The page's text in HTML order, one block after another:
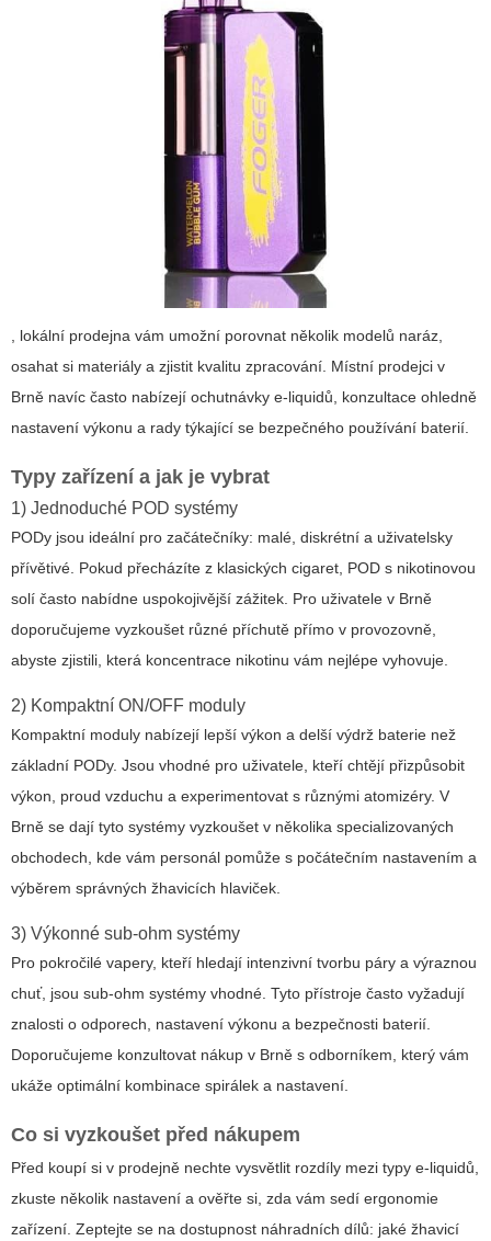
, lokální prodejna vám umožní porovnat několik modelů naráz,
osahat si materiály a zjistit kvalitu zpracování. Místní prodejci v
Brně navíc často nabízejí ochutnávky e-liquidů, konzultace ohledně
nastavení výkonu a rady týkající se bezpečného používání baterií.
Typy zařízení a jak je vybrat
1) Jednoduché POD systémy
PODy jsou ideální pro začátečníky: malé, diskrétní a uživatelsky
přívětivé. Pokud přecházíte z klasických cigaret, POD s nikotinovou
solí často nabídne uspokojivější zážitek. Pro uživatele v Brně
doporučujeme vyzkoušet různé příchutě přímo v provozovně,
abyste zjistili, která koncentrace nikotinu vám nejlépe vyhovuje.
2) Kompaktní ON/OFF moduly
Kompaktní moduly nabízejí lepší výkon a delší výdrž baterie než
základní PODy. Jsou vhodné pro uživatele, kteří chtějí přizpůsobit
výkon, proud vzduchu a experimentovat s různými atomizéry. V
Brně se dají tyto systémy vyzkoušet v několika specializovaných
obchodech, kde vám personál pomůže s počátečním nastavením a
výběrem správných žhavicích hlaviček.
3) Výkonné sub-ohm systémy
Pro pokročilé vapery, kteří hledají intenzivní tvorbu páry a výraznou
chuť, jsou sub-ohm systémy vhodné. Tyto přístroje často vyžadují
znalosti o odporech, nastavení výkonu a bezpečnosti baterií.
Doporučujeme konzultovat nákup v Brně s odborníkem, který vám
ukáže optimální kombinace spirálek a nastavení.
Co si vyzkoušet před nákupem
Před koupí si v prodejně nechte vysvětlit rozdíly mezi typy e-liquidů,
zkuste několik nastavení a ověřte si, zda vám sedí ergonomie
zařízení. Zeptejte se na dostupnost náhradních dílů: jaké žhavicí